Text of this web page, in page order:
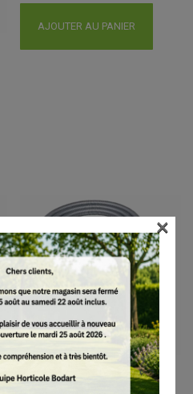
AJOUTER AU PANIER
Flexible, Ø 32 mm x 3,5 m
×